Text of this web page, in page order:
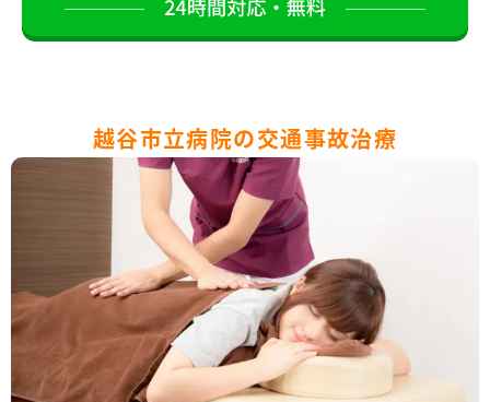
越谷市立病院の交通事故治療